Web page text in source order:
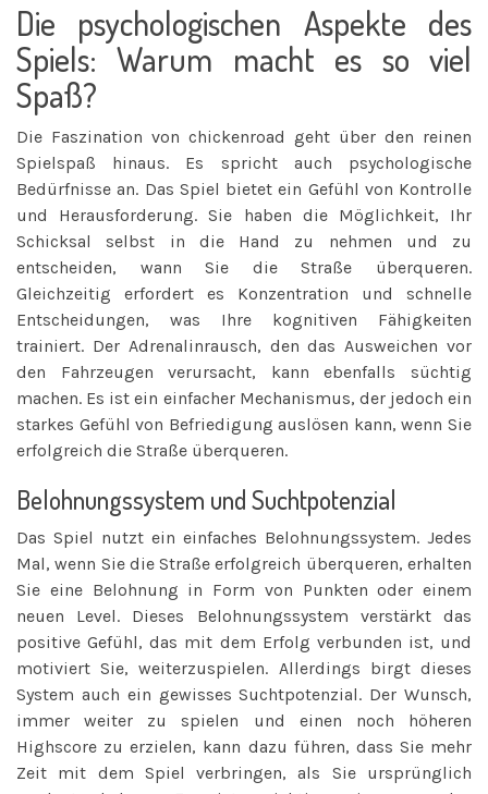
Die psychologischen Aspekte des
Spiels: Warum macht es so viel
Spaß?
Die Faszination von chickenroad geht über den reinen
Spielspaß hinaus. Es spricht auch psychologische
Bedürfnisse an. Das Spiel bietet ein Gefühl von Kontrolle
und Herausforderung. Sie haben die Möglichkeit, Ihr
Schicksal selbst in die Hand zu nehmen und zu
entscheiden, wann Sie die Straße überqueren.
Gleichzeitig erfordert es Konzentration und schnelle
Entscheidungen, was Ihre kognitiven Fähigkeiten
trainiert. Der Adrenalinrausch, den das Ausweichen vor
den Fahrzeugen verursacht, kann ebenfalls süchtig
machen. Es ist ein einfacher Mechanismus, der jedoch ein
starkes Gefühl von Befriedigung auslösen kann, wenn Sie
erfolgreich die Straße überqueren.
Belohnungssystem und Suchtpotenzial
Das Spiel nutzt ein einfaches Belohnungssystem. Jedes
Mal, wenn Sie die Straße erfolgreich überqueren, erhalten
Sie eine Belohnung in Form von Punkten oder einem
neuen Level. Dieses Belohnungssystem verstärkt das
positive Gefühl, das mit dem Erfolg verbunden ist, und
motiviert Sie, weiterzuspielen. Allerdings birgt dieses
System auch ein gewisses Suchtpotenzial. Der Wunsch,
immer weiter zu spielen und einen noch höheren
Highscore zu erzielen, kann dazu führen, dass Sie mehr
Zeit mit dem Spiel verbringen, als Sie ursprünglich